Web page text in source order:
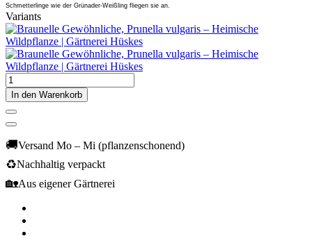
Schmetterlinge wie der Grünader-Weißling fliegen sie an.
Variants
In den Warenkorb
🚚Versand Mo – Mi (pflanzenschonend)
♻️Nachhaltig verpackt
🏡Aus eigener Gärtnerei